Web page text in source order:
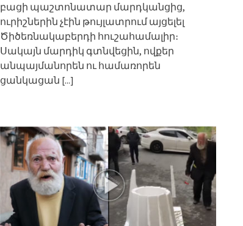
բացի պաշտոնատար մարդկանցից,
ուրիշներին չէին թույլատրում այցելել
Ծիծեռնակաբերդի հուշահամալիր։
Սակայն մարդիկ գտնվեցին, ովքեր
անպայմանորեն ու համառորեն
ցանկացան [...]